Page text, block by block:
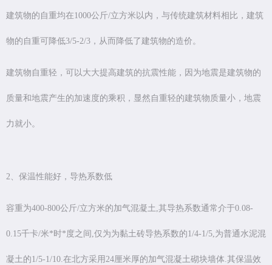
建筑物的自重均在1000公斤/立方米以内，与传统建筑材料相比，建筑
物的自重可降低3/5-2/3，从而降低了建筑物的造价。
建筑物自重轻，可以大大提高建筑的抗震性能，因为地震是建筑物的
质量和地震产生的加速度的乘积，显然自重轻的建筑物质量小，地震
力就小。
2、保温性能好，导热系数低
容重为400-800公斤/立方米的加气混凝土,其导热系数通常介于0.08-
0.15千卡/米*时*度之间,仅为为黏土砖导热系数的1/4-1/5,为普通水泥混
凝土的1/5-1/10.在北方采用24厘米厚的加气混凝土砌块墙体.其保温效